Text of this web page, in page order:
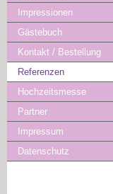
Impressionen
Gästebuch
Kontakt / Bestellung
Referenzen
Hochzeitsmesse
Partner
Impressum
Datenschutz